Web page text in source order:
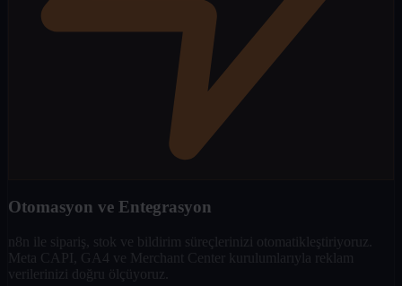
Otomasyon ve Entegrasyon
n8n ile sipariş, stok ve bildirim süreçlerinizi otomatikleştiriyoruz.
Meta CAPI, GA4 ve Merchant Center kurulumlarıyla reklam
verilerinizi doğru ölçüyoruz.